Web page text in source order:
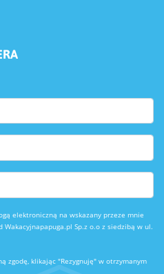
elektroniczną na wskazany przeze mnie
Sp.z o.o z siedzibą w ul.
zgodę, klikając "Rezygnuję" w otrzymanym